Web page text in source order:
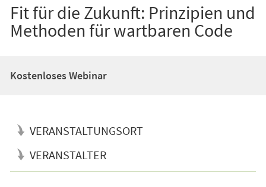
Fit für die Zukunft: Prinzipien und
Methoden für wartbaren Code
Kostenloses Webinar
VERANSTALTUNGSORT
VERANSTALTER